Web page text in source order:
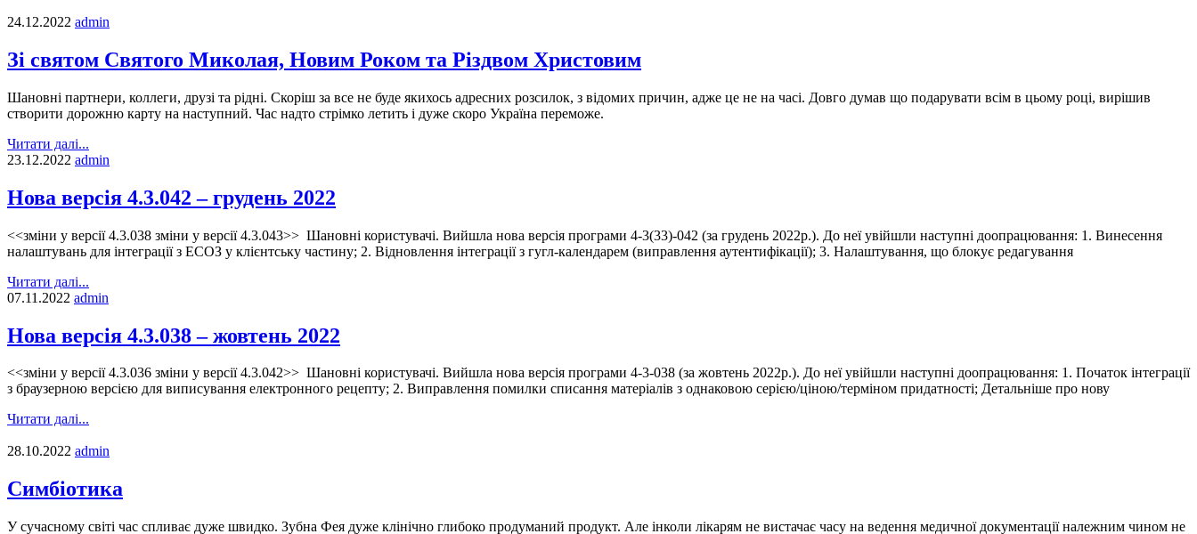
24.12.2022 admin
Зі святом Святого Миколая, Новим Роком та Різдвом Христовим
Шановні партнери, коллеги, друзі та рідні. Скоріш за все не буде якихось адресних розсилок, з відомих причин, адже це не на часі. Довго думав що подарувати всім в цьому році, вирішив
створити дорожню карту на наступний. Час надто стрімко летить і дуже скоро Україна переможе.
Читати далі...
23.12.2022 admin
Нова версія 4.3.042 – грудень 2022
<<зміни у версії 4.3.038 зміни у версії 4.3.043>> Шановні користувачі. Вийшла нова версія програми 4-3(33)-042 (за грудень 2022р.). До неї увійшли наступні доопрацювання: 1. Винесення
налаштувань для інтеграції з ЕСОЗ у клієнтську частину; 2. Відновлення інтеграції з гугл-календарем (виправлення аутентифікації); 3. Налаштування, що блокує редагування
Читати далі...
07.11.2022 admin
Нова версія 4.3.038 – жовтень 2022
<<зміни у версії 4.3.036 зміни у версії 4.3.042>> Шановні користувачі. Вийшла нова версія програми 4-3-038 (за жовтень 2022р.). До неї увійшли наступні доопрацювання: 1. Початок інтеграції
з браузерною версією для виписування електронного рецепту; 2. Виправлення помилки списання матеріалів з однаковою серією/ціною/терміном придатності; Детальніше про нову
Читати далі...
28.10.2022 admin
Симбіотика
У сучасному світі час спливає дуже швидко. Зубна Фея дуже клінічно глибоко продуманий продукт. Але інколи лікарям не вистачає часу на ведення медичної документації належним чином не